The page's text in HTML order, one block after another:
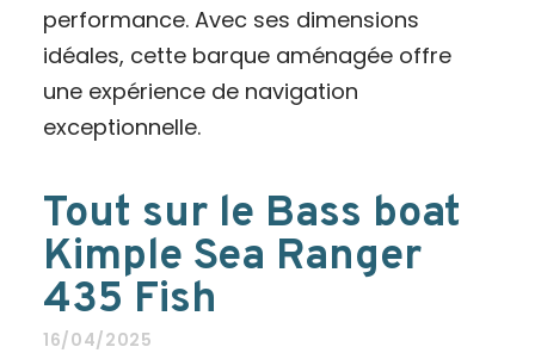
performance. Avec ses dimensions
idéales, cette barque aménagée offre
une expérience de navigation
exceptionnelle.
Tout sur le Bass boat
Kimple Sea Ranger
435 Fish
16/04/2025